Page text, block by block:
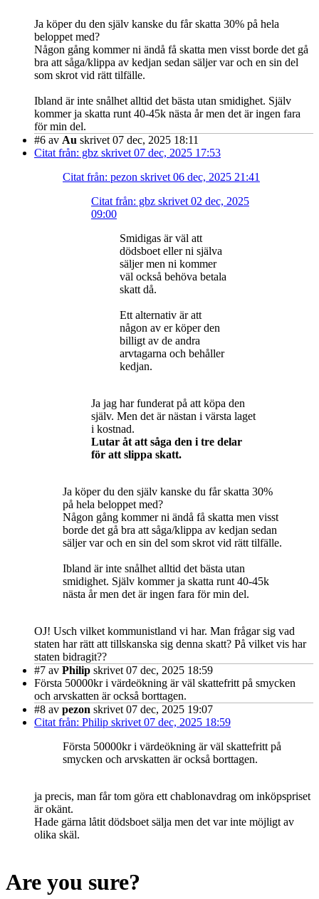
Ja köper du den själv kanske du får skatta 30% på hela
beloppet med?
Någon gång kommer ni ändå få skatta men visst borde det gå
bra att såga/klippa av kedjan sedan säljer var och en sin del
som skrot vid rätt tilfälle.
Ibland är inte snålhet alltid det bästa utan smidighet. Själv
kommer ja skatta runt 40-45k nästa år men det är ingen fara
för min del.
#6 av Au skrivet 07 dec, 2025 18:11
Citat från: gbz skrivet 07 dec, 2025 17:53
Citat från: pezon skrivet 06 dec, 2025 21:41
Citat från: gbz skrivet 02 dec, 2025
09:00
Smidigas är väl att
dödsboet eller ni själva
säljer men ni kommer
väl också behöva betala
skatt då.
Ett alternativ är att
någon av er köper den
billigt av de andra
arvtagarna och behåller
kedjan.
Ja jag har funderat på att köpa den
själv. Men det är nästan i värsta laget
i kostnad.
Lutar åt att såga den i tre delar
för att slippa skatt.
Ja köper du den själv kanske du får skatta 30%
på hela beloppet med?
Någon gång kommer ni ändå få skatta men visst
borde det gå bra att såga/klippa av kedjan sedan
säljer var och en sin del som skrot vid rätt tilfälle.
Ibland är inte snålhet alltid det bästa utan
smidighet. Själv kommer ja skatta runt 40-45k
nästa år men det är ingen fara för min del.
OJ! Usch vilket kommunistland vi har. Man frågar sig vad
staten har rätt att tillskanska sig denna skatt? På vilket vis har
staten bidragit??
#7 av Philip skrivet 07 dec, 2025 18:59
Första 50000kr i värdeökning är väl skattefritt på smycken
och arvskatten är också borttagen.
#8 av pezon skrivet 07 dec, 2025 19:07
Citat från: Philip skrivet 07 dec, 2025 18:59
Första 50000kr i värdeökning är väl skattefritt på
smycken och arvskatten är också borttagen.
ja precis, man får tom göra ett chablonavdrag om inköpspriset
är okänt.
Hade gärna låtit dödsboet sälja men det var inte möjligt av
olika skäl.
Are you sure?